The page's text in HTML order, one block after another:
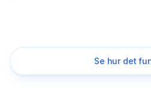
Se hur det